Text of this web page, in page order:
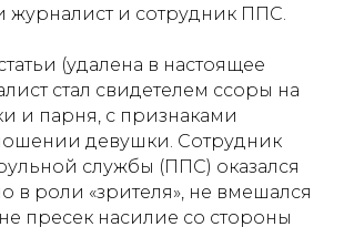
журналист и сотрудник ППС.
(удалена в настоящее
стал свидетелем ссоры на
и парня, с признаками
девушки. Сотрудник
службы (ППС) оказался
в роли «зрителя», не вмешался
пресек насилие со стороны